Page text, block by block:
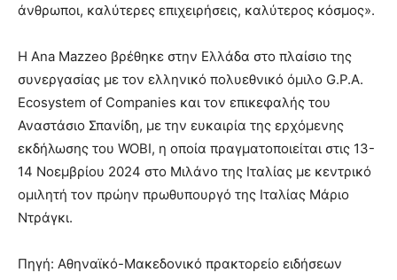
άνθρωποι, καλύτερες επιχειρήσεις, καλύτερος κόσμος».
Η Ana Mazzeo βρέθηκε στην Ελλάδα στο πλαίσιο της
συνεργασίας με τον ελληνικό πολυεθνικό όμιλο G.P.A.
Ecosystem of Companies και τον επικεφαλής του
Αναστάσιο Σπανίδη, με την ευκαιρία της ερχόμενης
εκδήλωσης του WOBI, η οποία πραγματοποιείται στις 13-
14 Νοεμβρίου 2024 στο Μιλάνο της Ιταλίας με κεντρικό
ομιλητή τον πρώην πρωθυπουργό της Ιταλίας Μάριο
Ντράγκι.
Πηγή: Αθηναϊκό-Μακεδονικό πρακτορείο ειδήσεων